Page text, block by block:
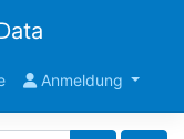
Anmeldung